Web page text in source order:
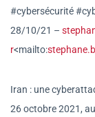
#cybersécurité
28/10/21 –
r<mailto:
Iran : une
26 octobre 2021,